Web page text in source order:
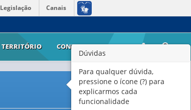
Legislação Canais
TERRITÓRIO CONTATO AJUDA
Dúvidas
Para qualquer dúvida,
pressione o ícone (?) para
explicarmos cada
funcionalidade